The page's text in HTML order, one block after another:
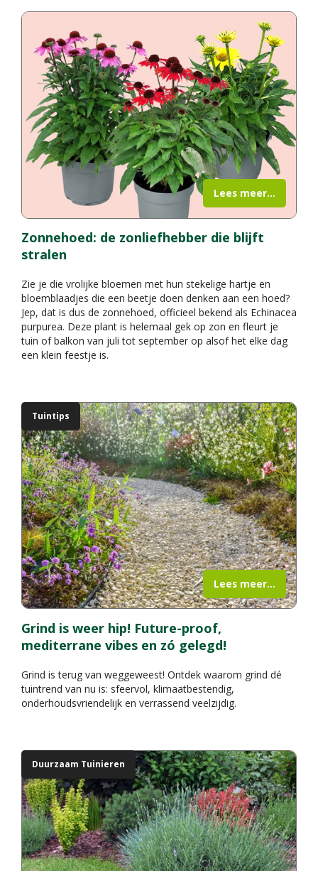
Zonnehoed: de zonliefhebber die blijft
stralen
Zie je die vrolijke bloemen met hun stekelige hartje en
bloemblaadjes die een beetje doen denken aan een hoed?
Jep, dat is dus de zonnehoed, officieel bekend als Echinacea
purpurea. Deze plant is helemaal gek op zon en fleurt je
tuin of balkon van juli tot september op alsof het elke dag
een klein feestje is.
Lees meer...
Grind is weer hip! Future-proof,
mediterrane vibes en zó gelegd!
Tuintips
Grind is terug van weggeweest! Ontdek waarom grind dé
tuintrend van nu is: sfeervol, klimaatbestendig,
onderhoudsvriendelijk en verrassend veelzijdig.
Lees meer...
Duurzaam Tuinieren